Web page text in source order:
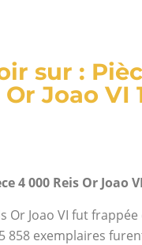
sur :
Joao VI
4 000 Reis Or Joao
Or Joao VI fut
858 exemplaires